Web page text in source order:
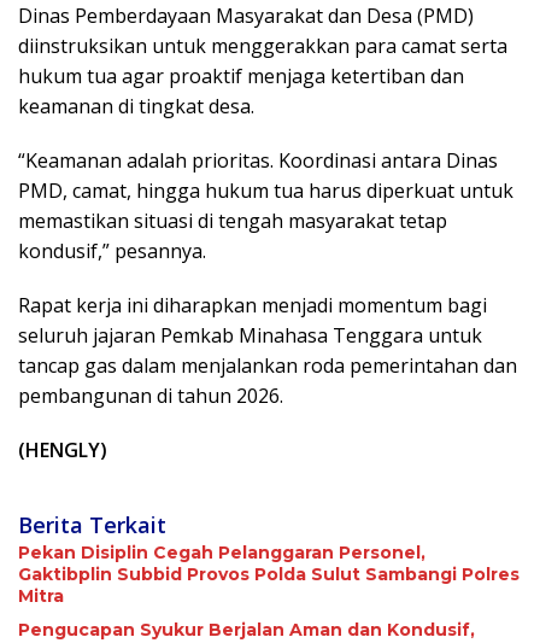
Dinas Pemberdayaan Masyarakat dan Desa (PMD)
diinstruksikan untuk menggerakkan para camat serta
hukum tua agar proaktif menjaga ketertiban dan
keamanan di tingkat desa.
“Keamanan adalah prioritas. Koordinasi antara Dinas
PMD, camat, hingga hukum tua harus diperkuat untuk
memastikan situasi di tengah masyarakat tetap
kondusif,” pesannya.
Rapat kerja ini diharapkan menjadi momentum bagi
seluruh jajaran Pemkab Minahasa Tenggara untuk
tancap gas dalam menjalankan roda pemerintahan dan
pembangunan di tahun 2026.
(HENGLY)
Berita Terkait
Pekan Disiplin Cegah Pelanggaran Personel,
Gaktibplin Subbid Provos Polda Sulut Sambangi ‎Polres
Mitra
Pengucapan Syukur Berjalan Aman dan Kondusif,